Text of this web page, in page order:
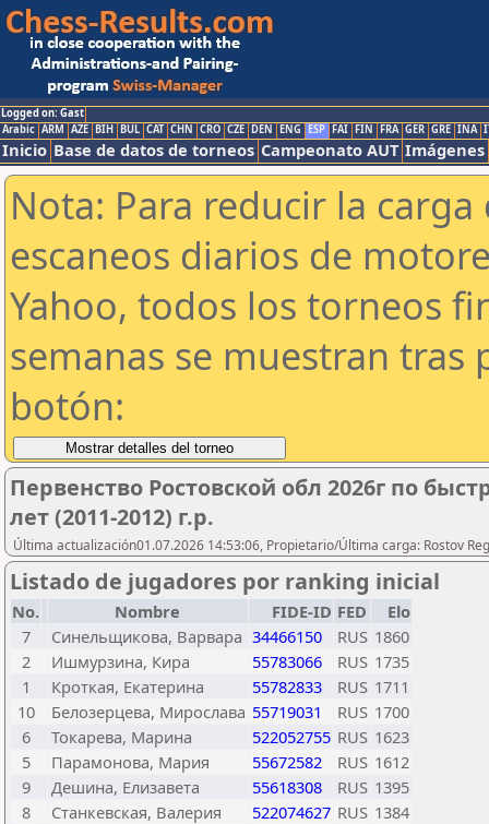
Logged on: Gast
Arabic ARM AZE BIH BUL CAT CHN CRO CZE DEN ENG ESP FAI FIN FRA GER GRE INA
Inicio Base de datos de torneos Campeonato AUT Imágenes
Nota: Para reducir la
escaneos diarios de
Yahoo, todos los torneos
semanas se muestran tras
botón:
Первенство Ростовской обл 2026г по
лет (2011-2012) г.р.
Última actualización01.07.2026 14:53:06, Propietario/Última carga: Rostov
Listado de jugadores por ranking inicial
No. Nombre FIDE-ID FED
Elo
7
Синельщикова, Варвара 34466150 RUS 1860
2
Ишмурзина, Кира 55783066 RUS 1735
1
Кроткая, Екатерина 55782833 RUS 1711
10
Белозерцева, Мирослава 55719031 RUS 1700
6
Токарева, Марина 522052755 RUS 1623
5
Парамонова, Мария 55672582 RUS 1612
9
Дешина, Елизавета 55618308 RUS 1395
8
Станкевская, Валерия 522074627 RUS 1384